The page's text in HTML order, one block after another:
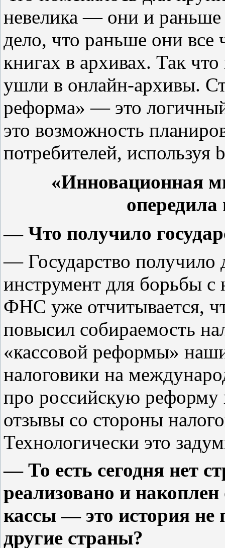
невелика — они и раньше
дело, что раньше они все
книгах в архивах. Так
ушли в онлайн-архивы.
реформа» — это
это возможность
потребителей, используя
«Инновационная
— Что получило
— Государство получило
инструмент для борьбы с
ФНС уже отчитывается,
повысил собираемость
«кассовой реформы»
налоговики на
про российскую реформу
отзывы со стороны
Технологически это
— То есть сегодня нет
реализовано и
кассы — это история не
другие страны?